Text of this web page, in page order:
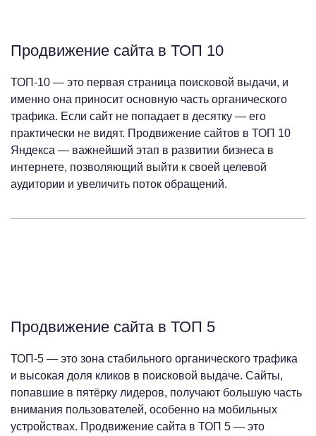
Продвижение сайта в ТОП 10
ТОП-10 — это первая страница поисковой выдачи, и
именно она приносит основную часть органического
трафика. Если сайт не попадает в десятку — его
практически не видят. Продвижение сайтов в ТОП 10
Яндекса — важнейший этап в развитии бизнеса в
интернете, позволяющий выйти к своей целевой
аудитории и увеличить поток обращений.
Продвижение сайта в ТОП 5
ТОП-5 — это зона стабильного органического трафика
и высокая доля кликов в поисковой выдаче. Сайты,
попавшие в пятёрку лидеров, получают большую часть
внимания пользователей, особенно на мобильных
устройствах. Продвижение сайта в ТОП 5 — это